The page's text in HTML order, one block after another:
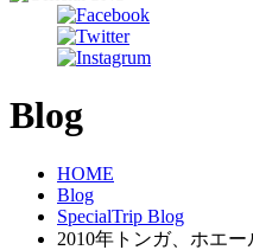
Blog
HOME
Blog
SpecialTrip Blog
2010年トンガ、ホエ